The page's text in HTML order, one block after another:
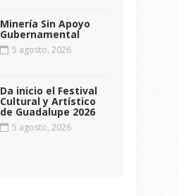
Minería Sin Apoyo
Gubernamental
5 agosto, 2026
Da inicio el Festival
Cultural y Artístico
de Guadalupe 2026
5 agosto, 2026